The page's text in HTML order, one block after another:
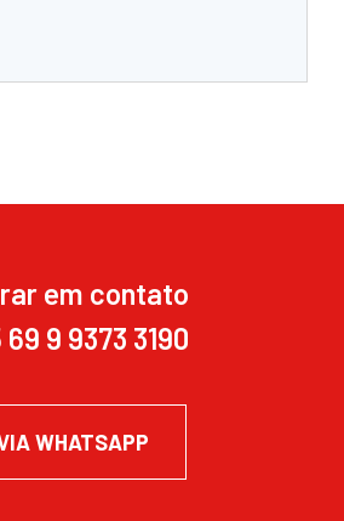
em contato
69 9 9373 3190
WHATSAPP